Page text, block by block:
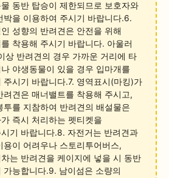
동반 탑승이 제한되므로 보호자와
박을 이용하여 주시기 바랍니다.6.
성향의 반려견은 안전을 위해
착용해 주시기 바랍니다. 아울러
상 반려견의 경우 가까운 거리에 타
야생동물이 있을 경우 입마개를
주시기 바랍니다.7. 영역표시(마킹)가
려견은 매너밸트를 착용해 주시고,
투를 지참하여 반려견의 배설물은
즉시 처리하는 펫티켓을
기 바랍니다.8. 자전거는 반려견과
용이 어려우나 스토리투어버스,
는 반려견을 케이지에 넣을 시 동반
가능합니다.9. 남이섬은 소량의